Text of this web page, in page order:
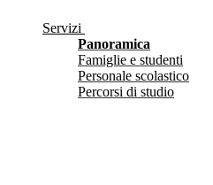
Servizi
Panoramica
Famiglie e studenti
Personale scolastico
Percorsi di studio